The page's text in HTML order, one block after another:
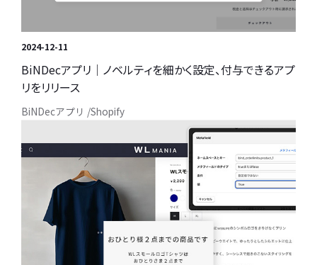
2024-12-11
BiNDecアプリ｜ノベルティを細かく設定、付与できるアプ
リをリリース
BiNDecアプリ Shopify